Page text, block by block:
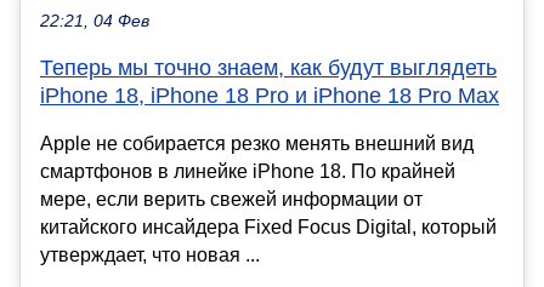
22:21, 04 Фев
Теперь мы точно знаем, как будут выглядеть
iPhone 18, iPhone 18 Pro и iPhone 18 Pro Max
Apple не собирается резко менять внешний вид
смартфонов в линейке iPhone 18. По крайней
мере, если верить свежей информации от
китайского инсайдера Fixed Focus Digital, который
утверждает, что новая ...